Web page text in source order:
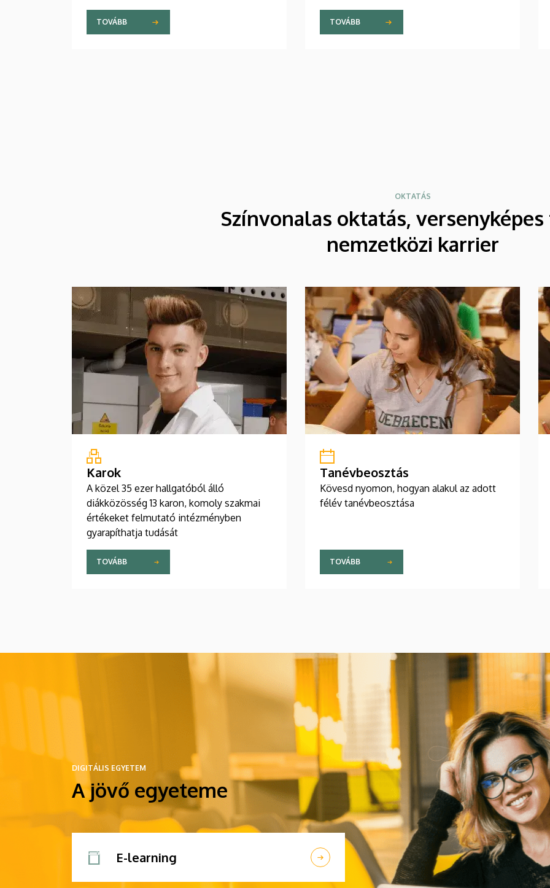
a csütörtöki találkozó is, mely során
magas rangú kínai delegációt fogadtak az
intézmény vezetői a Főépület Rektori
TOVÁBB
eloszlás miatt jobb ugyan a hőérzet, mint
egy radiátoros épületben, ugyanakkor az
TOVÁBB
OKTATÁS
Színvonalas oktatás, versenyképes
nemzetközi karrier
Karok
A közel 35 ezer hallgatóból álló
diákközösség 13 karon, komoly szakmai
értékeket felmutató intézményben
gyarapíthatja tudását
TOVÁBB
Tanévbeosztás
Kövesd nyomon, hogyan alakul az adott
félév tanévbeosztása
TOVÁBB
DIGITÁLIS EGYETEM
A jövő egyeteme
E-learning